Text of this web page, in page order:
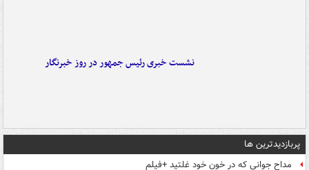
نشست خبری رئیس جمهور در روز خبرنگار
پربازدیدترین ها
مداح جوانی که در خون خود غلتید +فیلم